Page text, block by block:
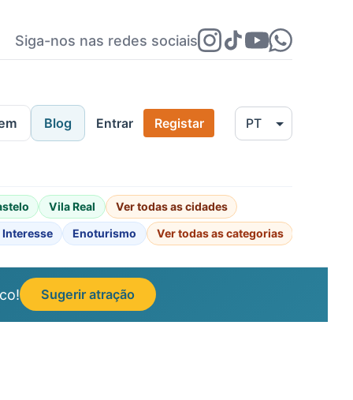
Siga-nos nas redes sociais
Blog Entrar Registar
Vila Real
Ver todas as cidades
Interesse
Enoturismo Ver todas as categorias
Sugerir atração